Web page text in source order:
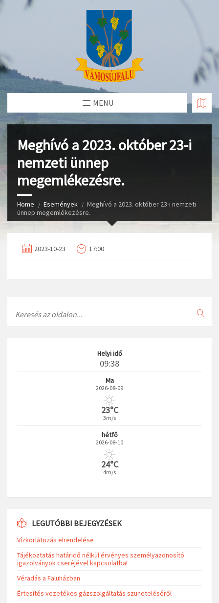
Skip
MENU
Meghívó a 2023. október 23-i
nemzeti ünnep
megemlékezésre.
Home Események
Meghívó a 2023. október 23-i nemzeti
ünnep megemlékezésre.
2023-10-23 17:00
Helyi idő
09:38
Ma
2026-08-09
23°C
3m/s
hétfő
2026-08-10
24°C
4m/s
LEGUTÓBBI BEJEGYZÉSEK
Vízkorlátozás elrendelése
Tájékoztatás határidő nélkül érvényes személyazonosító
igazolványok cseréjével kapcsolatba!
Véradás a Faluházban
Értesítés vezetékes gázszolgáltatás szüneteléséről